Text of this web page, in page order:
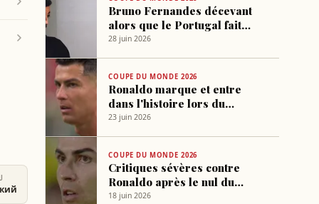
Bruno Fernandes décevant
alors que le Portugal fait
match nul 0-0 face à la
28 juin 2026
COUPE DU MONDE 2026
Ronaldo marque et entre
dans l'histoire lors du
Portugal-Ouzbékistan à la
23 juin 2026
COUPE DU MONDE 2026
Critiques sévères contre
Ronaldo après le nul du
Portugal en Coupe du Monde
18 juin 2026